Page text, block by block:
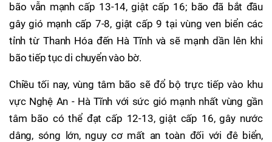
bão vẫn mạnh cấp 13-14, giật cấp 16; bão đã bắt đầu
gây gió mạnh cấp 7-8, giật cấp 9 tại vùng ven biển các
tỉnh từ Thanh Hóa đến Hà Tĩnh và sẽ mạnh dần lên khi
bão tiếp tục di chuyển vào bờ.
Chiều tối nay, vùng tâm bão sẽ đổ bộ trực tiếp vào khu
vực Nghệ An - Hà Tĩnh với sức gió mạnh nhất vùng gần
tâm bão có thể đạt cấp 12-13, giật cấp 16, gây nước
dâng, sóng lớn, nguy cơ mất an toàn đối với đê biển,